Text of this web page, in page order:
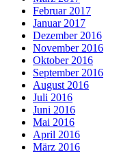
Februar 2017
Januar 2017
Dezember 2016
November 2016
Oktober 2016
September 2016
August 2016
Juli 2016
Juni 2016
Mai 2016
April 2016
März 2016